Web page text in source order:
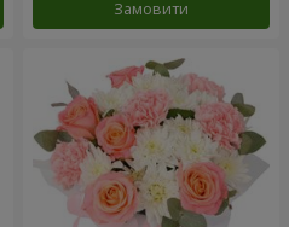
Замовити